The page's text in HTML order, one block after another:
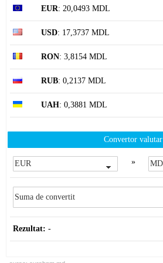
EUR: 20,0493 MDL
USD: 17,3737 MDL
RON: 3,8154 MDL
RUB: 0,2137 MDL
UAH: 0,3881 MDL
Convertor valutar
»
Rezultat: -